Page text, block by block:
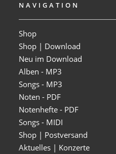
NAVIGATION
Shop
Shop | Download
Neu im Download
Alben - MP3
Songs - MP3
Noten - PDF
Notenhefte - PDF
Songs - MIDI
Shop | Postversand
Aktuelles | Konzerte